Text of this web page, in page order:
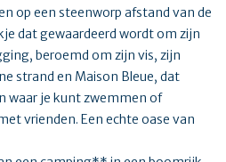
op een steenworp afstand van de
dat gewaardeerd wordt om zijn
beroemd om zijn vis, zijn
strand en Maison Bleue, dat
waar je kunt zwemmen of
vrienden. Een echte oase van